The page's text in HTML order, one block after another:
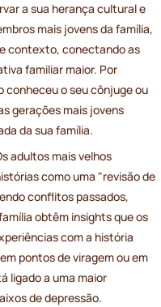
a sua herança cultural e
mais jovens da família,
contexto, conectando as
familiar maior. Por
conheceu o seu cônjuge ou
gerações mais jovens
da sua família.
adultos mais velhos
como uma "revisão de
conflitos passados,
obtêm insights que os
com a história
pontos de viragem ou em
ligado a uma maior
de depressão.